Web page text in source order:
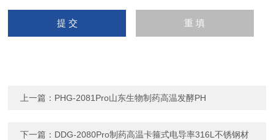
上一篇： PHG-2081Pro山东生物制药高温发酵PH
下一篇： DDG-2080Pro制药高温卡箍式电导率316L不锈钢材